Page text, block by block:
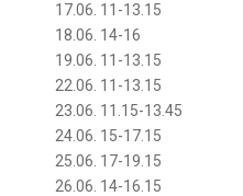
17.06. 11-13.15
18.06. 14-16
19.06. 11-13.15
22.06. 11-13.15
23.06. 11.15-13.45
24.06. 15-17.15
25.06. 17-19.15
26.06. 14-16.15